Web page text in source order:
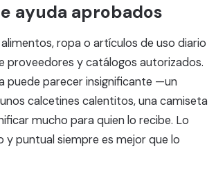
ayuda aprobados
ropa o artículos de uso diario
proveedores y catálogos autorizados.
puede parecer insignificante —un
calcetines calentitos, una camiseta
mucho para quien lo recibe. Lo
y puntual siempre es mejor que lo